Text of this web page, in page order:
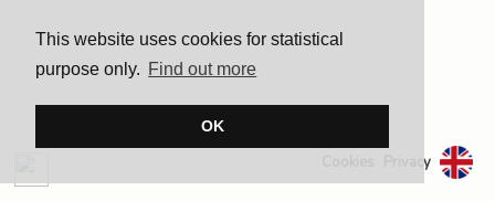
This website uses cookies for statistical
purpose only. Find out more
OK
Privacy